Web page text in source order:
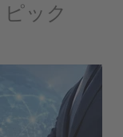
ック